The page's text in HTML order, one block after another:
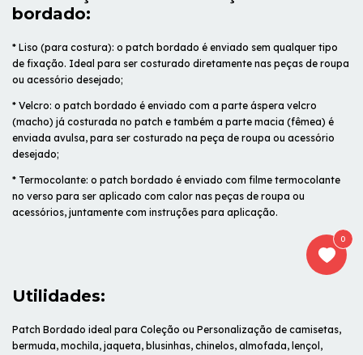
bordado:
* Liso (para costura): o patch bordado é enviado sem qualquer tipo
de fixação. Ideal para ser costurado diretamente nas peças de roupa
ou acessório desejado;
* Velcro: o patch bordado é enviado com a parte áspera velcro
(macho) já costurada no patch e também a parte macia (fêmea) é
enviada avulsa, para ser costurado na peça de roupa ou acessório
desejado;
* Termocolante: o patch bordado é enviado com filme termocolante
no verso para ser aplicado com calor nas peças de roupa ou
acessórios, juntamente com instruções para aplicação.
Utilidades:
Patch Bordado ideal para Coleção ou Personalização de camisetas,
bermuda, mochila, jaqueta, blusinhas, chinelos, almofada, lençol,
0